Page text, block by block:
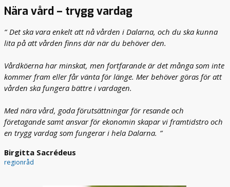
Nära vård – trygg vardag
Det ska vara enkelt att nå vården i Dalarna, och du ska kunna
lita på att vården finns där när du behöver den.
Vårdköerna har minskat, men fortfarande är det många som inte
kommer fram eller får vänta för länge. Mer behöver göras för att
vården ska fungera bättre i vardagen.
Med nära vård, goda förutsättningar för resande och
företagande samt ansvar för ekonomin skapar vi framtidstro och
en trygg vardag som fungerar i hela Dalarna.
Birgitta Sacrédeus
regionråd